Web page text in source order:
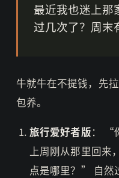
最近我也迷上那
过几次了？周末
牛就牛在不提钱，先
包养。
旅行爱好者版： “
上周刚从那里回来
点是哪里？” 自然